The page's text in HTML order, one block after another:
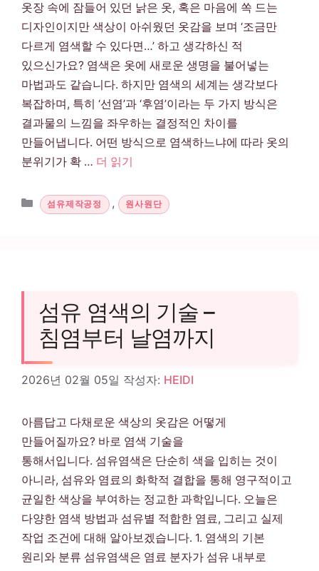
옷장 속에 잠들어 있던 낡은 옷, 혹은 마음에 쏙 드는
디자인이지만 색상이 아쉬웠던 옷감을 보며 ‘조금만
다르게 염색할 수 있다면…’ 하고 생각하신 적
있으신가요? 염색은 옷에 새로운 생명을 불어넣는
마법과도 같습니다. 하지만 염색의 세계는 생각보다
복잡하며, 특히 ‘선염’과 ‘후염’이라는 두 가지 방식은
결과물의 느낌을 좌우하는 결정적인 차이를
만들어냅니다. 어떤 방식으로 염색하느냐에 따라 옷의
분위기가 확 … 더 읽기
카테고리
섬유제작공정 , 원사원단
섬유 염색의 기술 –
침염부터 날염까지
2026년 02월 05일 작성자: HEIDI
아름답고 다채로운 색상의 옷감은 어떻게
만들어질까요? 바로 염색 기술을
통해서입니다. 섬유염색은 단순히 색을 입히는 것이
아니라, 섬유와 염료의 화학적 결합을 통해 영구적이고
균일한 색상을 부여하는 정교한 과학입니다. 오늘은
다양한 염색 방법과 섬유별 적합한 염료, 그리고 실제
작업 조건에 대해 알아보겠습니다. 1. 염색의 기본
원리와 분류 섬유염색은 염료 분자가 섬유 내부로